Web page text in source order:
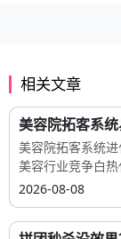
相关文章
美容院拓客系
美容院拓客系统进
美容行业竞争白
2026-08-08